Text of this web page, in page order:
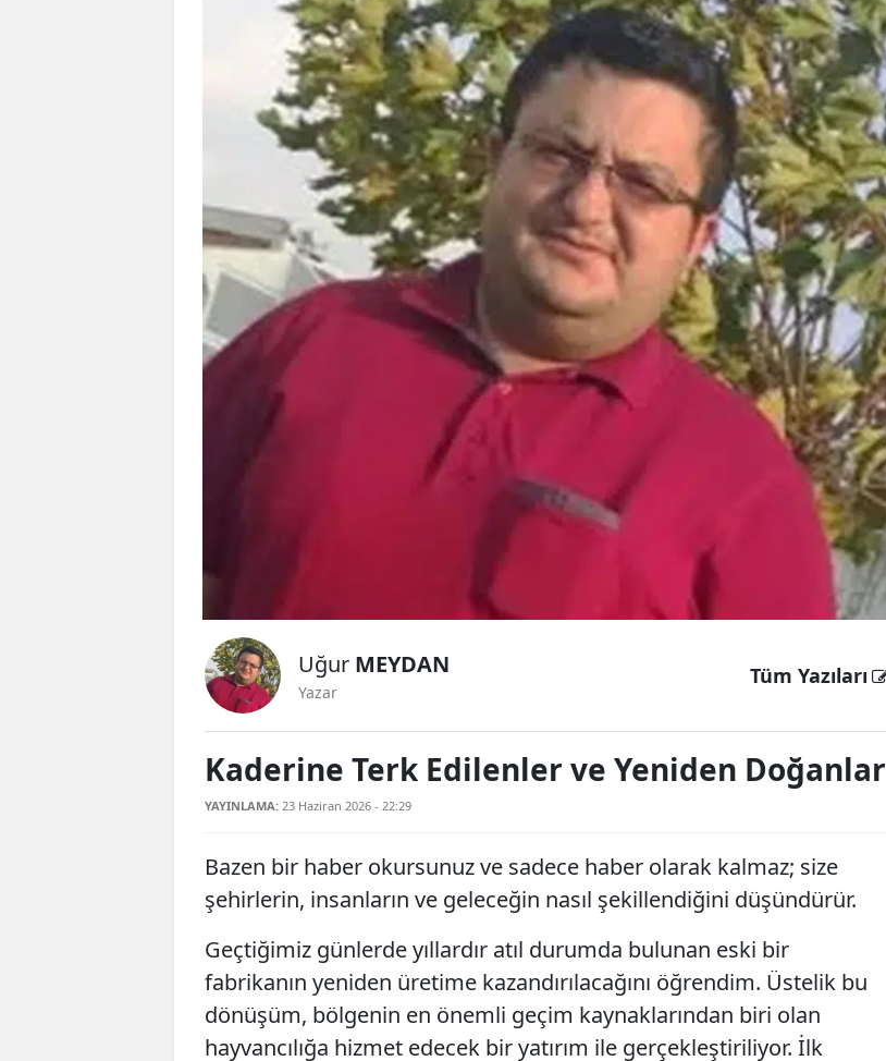
Bilecik
Bingöl
Bitlis
Bolu
Burdur
Bursa
Çanakkale
Çankırı
Çorum
Denizli
Diyarbakır
Edirne
Erzincan
Eskişehir
Gaziantep
Giresun
Hakkari
Hatay
Isparta
İstanbul
Uğur MEYDAN
Yazar
Tüm Yazıları
Kaderine Terk Edilenler ve Yeniden Doğanlar
YAYINLAMA: 23 Haziran 2026 - 22:29
Bazen bir haber okursunuz ve sadece haber olarak kalmaz; size
şehirlerin, insanların ve geleceğin nasıl şekillendiğini düşündürür.
Geçtiğimiz günlerde yıllardır atıl durumda bulunan eski bir
fabrikanın yeniden üretime kazandırılacağını öğrendim. Üstelik bu
dönüşüm, bölgenin en önemli geçim kaynaklarından biri olan
hayvancılığa hizmet edecek bir yatırım ile gerçekleştiriliyor. İlk